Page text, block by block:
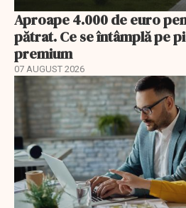
Aproape 4.000 de euro
pătrat. Ce se întâmplă pe
premium
07 AUGUST 2026